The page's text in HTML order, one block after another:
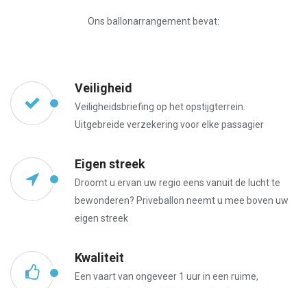
Ons ballonarrangement bevat:
Veiligheid
Veiligheidsbriefing op het opstijgterrein.
Uitgebreide verzekering voor elke passagier
Eigen streek
Droomt u ervan uw regio eens vanuit de lucht te
bewonderen? Priveballon neemt u mee boven uw
eigen streek
Kwaliteit
Een vaart van ongeveer 1 uur in een ruime,